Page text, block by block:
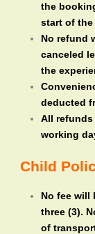
the
start of the
No refund
canceled
the
deducted
All refunds
working
Child
No fee will
three (3).
of